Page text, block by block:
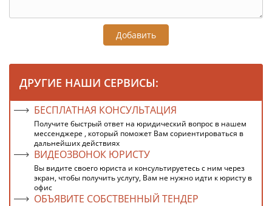
Добавить
ДРУГИЕ НАШИ СЕРВИСЫ:
БЕСПЛАТНАЯ КОНСУЛЬТАЦИЯ
Получите быстрый ответ на юридический вопрос в нашем
мессенджере , который поможет Вам сориентироваться в
дальнейших действиях
ВИДЕОЗВОНОК ЮРИСТУ
Вы видите своего юриста и консультируетесь с ним через
экран, чтобы получить услугу, Вам не нужно идти к юристу в
офис
ОБЪЯВИТЕ СОБСТВЕННЫЙ ТЕНДЕР